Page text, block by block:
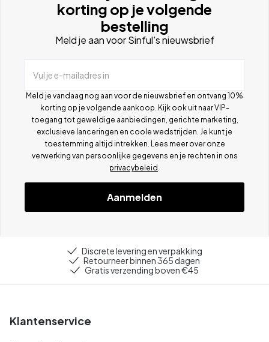
korting op je volgende
bestelling
Meld je aan voor Sinful's nieuwsbrief
Vul je e-mailadres in
Meld je vandaag nog aan voor de nieuwsbrief en ontvang 10%
korting op je volgende aankoop. Kijk ook uit naar VIP-
toegang tot geweldige aanbiedingen, gerichte marketing,
exclusieve lanceringen en coole wedstrijden. Je kunt je
toestemming altijd intrekken. Lees meer over onze
verwerking van persoonlijke gegevens en je rechten in ons
privacybeleid
Aanmelden
Discrete levering en verpakking
Retourneer binnen 365 dagen
Gratis verzending boven €45
Klantenservice